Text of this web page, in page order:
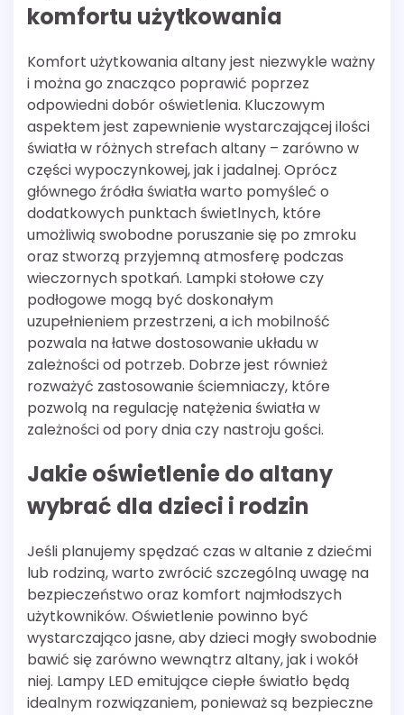
komfortu użytkowania
Komfort użytkowania altany jest niezwykle ważny
i można go znacząco poprawić poprzez
odpowiedni dobór oświetlenia. Kluczowym
aspektem jest zapewnienie wystarczającej ilości
światła w różnych strefach altany – zarówno w
części wypoczynkowej, jak i jadalnej. Oprócz
głównego źródła światła warto pomyśleć o
dodatkowych punktach świetlnych, które
umożliwią swobodne poruszanie się po zmroku
oraz stworzą przyjemną atmosferę podczas
wieczornych spotkań. Lampki stołowe czy
podłogowe mogą być doskonałym
uzupełnieniem przestrzeni, a ich mobilność
pozwala na łatwe dostosowanie układu w
zależności od potrzeb. Dobrze jest również
rozważyć zastosowanie ściemniaczy, które
pozwolą na regulację natężenia światła w
zależności od pory dnia czy nastroju gości.
Jakie oświetlenie do altany
wybrać dla dzieci i rodzin
Jeśli planujemy spędzać czas w altanie z dziećmi
lub rodziną, warto zwrócić szczególną uwagę na
bezpieczeństwo oraz komfort najmłodszych
użytkowników. Oświetlenie powinno być
wystarczająco jasne, aby dzieci mogły swobodnie
bawić się zarówno wewnątrz altany, jak i wokół
niej. Lampy LED emitujące ciepłe światło będą
idealnym rozwiązaniem, ponieważ są bezpieczne